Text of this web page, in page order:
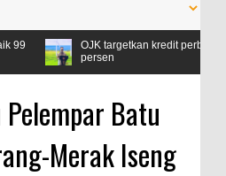
OJK targetkan kredit perbankan pada 2024
Batu
Merak Iseng